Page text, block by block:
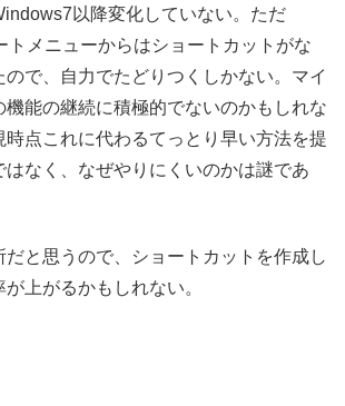
以降変化していない。ただ
トメニューからはショートカットがな
ので、自力でたどりつくしかない。マイ
機能の継続に積極的でないのかもしれな
時点これに代わるてっとり早い方法を提
はなく、なぜやりにくいのかは謎であ
と思うので、ショートカットを作成し
上がるかもしれない。